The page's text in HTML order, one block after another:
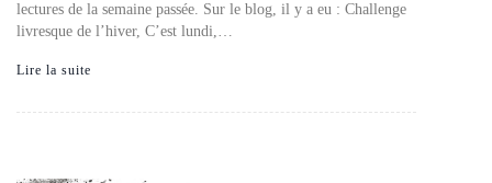
lectures de la semaine passée. Sur le blog, il y a eu : Challenge
livresque de l’hiver, C’est lundi,…
Lire la suite